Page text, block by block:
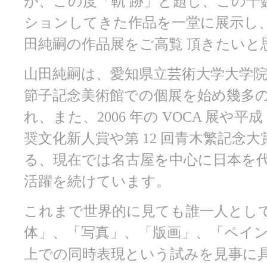
ションしてきた作品を一堂に展示し
田純嗣の作品展をご高覧 頂きたいと
山田純嗣は、愛知県立芸術大学大学
節子記念美術館での個展を始め幾多
れ、また、2006 年の VOCA 展や平
奨文化新人賞や第 12 回青木繁記念
る、現在では名古屋を中心に日本を
活躍を続けています。
これまで世界的に見ても誰一人とし
体」、「写真」、「版画」、「ペイ
上での同時表現という試みを見事